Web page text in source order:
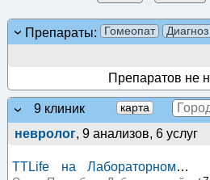
Препараты: Гомеопат Диагноз
Препаратов не
9 клиник карта
невролог, 9 анализов, 6 услуг
TTLife на Лабораторном